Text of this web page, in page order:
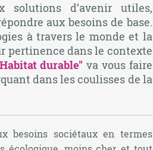
solutions d’avenir utiles,
aux besoins de base.
à travers le monde et la
pertinence dans le contexte
durable" va vous faire
dans les coulisses de la
besoins sociétaux en termes